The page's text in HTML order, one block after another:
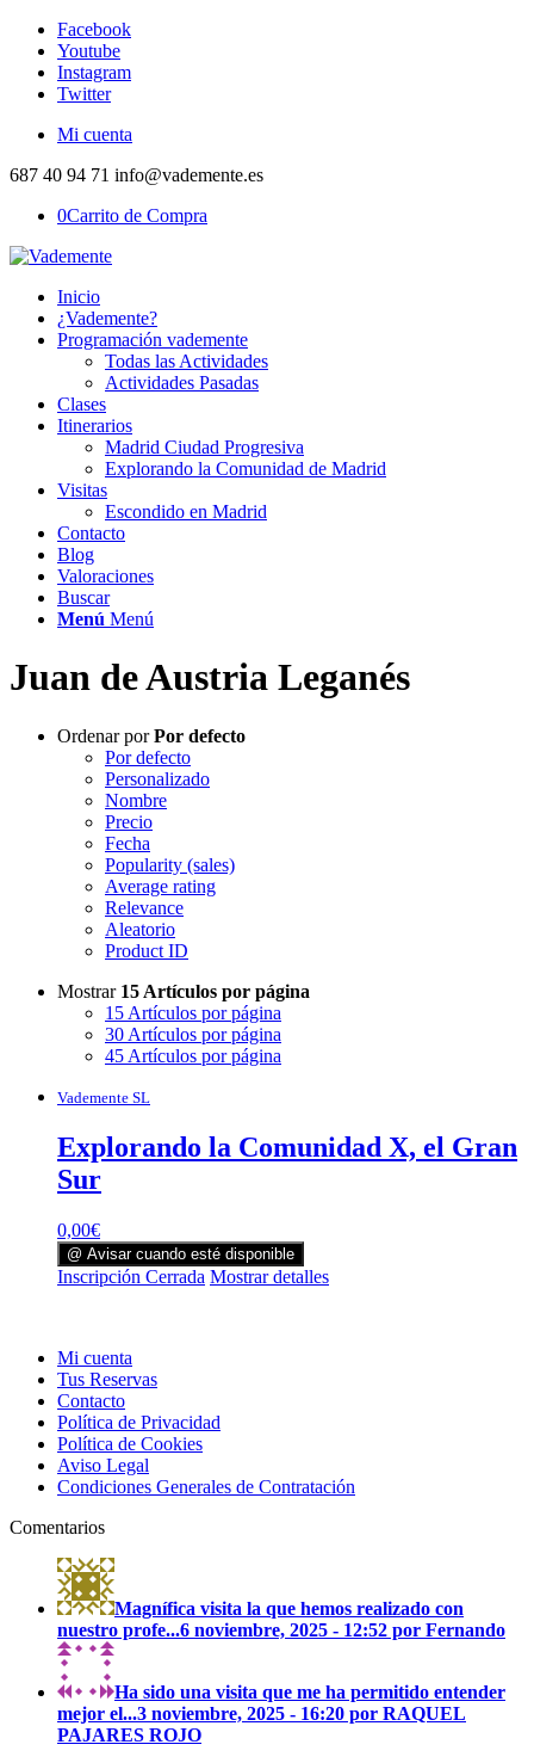
Facebook
Youtube
Instagram
Twitter
Mi cuenta
687 40 94 71 info@vademente.es
0Carrito de Compra
Inicio
¿Vademente?
Programación vademente
Todas las Actividades
Actividades Pasadas
Clases
Itinerarios
Madrid Ciudad Progresiva
Explorando la Comunidad de Madrid
Visitas
Escondido en Madrid
Contacto
Blog
Valoraciones
Buscar
Menú Menú
Juan de Austria Leganés
Ordenar porPor defecto
Por defecto
Personalizado
Nombre
Precio
Fecha
Popularity (sales)
Average rating
Relevance
Aleatorio
Product ID
Mostrar 15 Artículos por página
15 Artículos por página
30 Artículos por página
45 Artículos por página
Vademente SL
Explorando la Comunidad X, el Gran
Sur
0,00€
@ Avisar cuando esté disponible
Inscripción Cerrada Mostrar detalles
Mi cuenta
Tus Reservas
Contacto
Política de Privacidad
Política de Cookies
Aviso Legal
Condiciones Generales de Contratación
Comentarios
Magnífica visita la que hemos realizado con
nuestro profe...6 noviembre, 2025 - 12:52 por Fernando
Ha sido una visita que me ha permitido entender
mejor el...3 noviembre, 2025 - 16:20 por RAQUEL
PAJARES ROJO